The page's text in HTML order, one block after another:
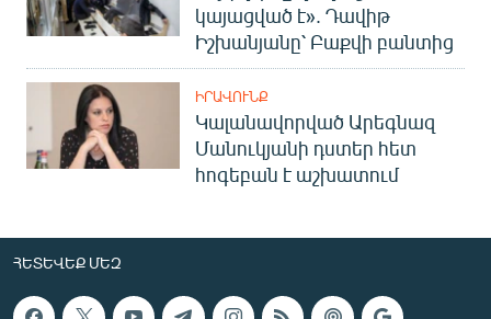
կայացված է». Դավիթ
Իշխանյանը՝ Բաքվի բանտից
ԻՐԱՎՈՒՆՔ
Կալանավորված Արեգնազ
Մանուկյանի դստեր հետ
հոգեբան է աշխատում
ՀԵՏԵՎԵՔ ՄԵԶ